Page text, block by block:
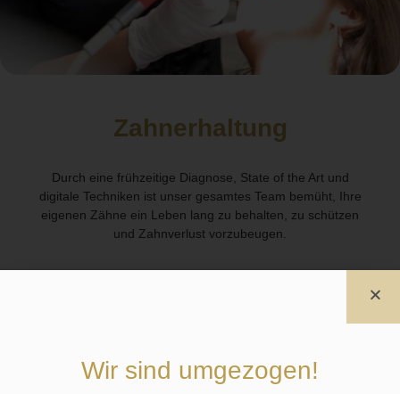
Zahnerhaltung
Durch eine frühzeitige Diagnose, State of the Art und
digitale Techniken ist unser gesamtes Team bemüht, Ihre
eigenen Zähne ein Leben lang zu behalten, zu schützen
und Zahnverlust vorzubeugen.
Wir sind umgezogen!